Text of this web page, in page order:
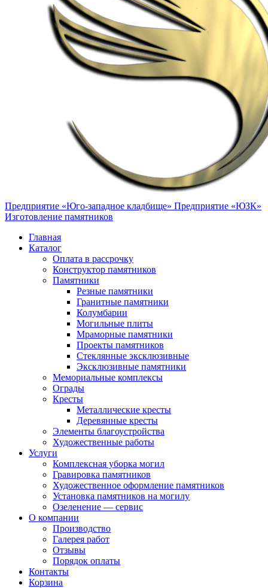
Предприятие «Юго-западное кладбище» Предприятие «ЮЗК»
Изготовление памятников
Главная
Каталог
Оплата в рассрочку
Конструктор памятников
Памятники
Резные памятники
Гранитные памятники
Колумбарии
Могильные плиты
Мраморные памятники
Проекты памятников
Стеклянные эксклюзивные
Эксклюзивные памятники
Мемориальные комплексы
Ограды
Кресты
Металлические кресты
Деревянные кресты
Элементы благоустройства
Художественные работы
Услуги
Комплексная уборка могил
Гравировка памятников
Художественное оформление памятников
Установка памятников на могилу
Озеленение — сервис
О компании
Производство
Галерея работ
Отзывы
Порядок оплаты
Контакты
Корзина